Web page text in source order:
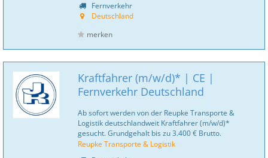
Fernverkehr
Deutschland
merken
Kraftfahrer (m/w/d)* | CE |
Fernverkehr Deutschland
Ab sofort werden von der Reupke Transporte &
Logistik deutschlandweit Kraftfahrer (m/w/d)*
gesucht. Grundgehalt bis zu 3.400 € Brutto.
Reupke Transporte & Logistik